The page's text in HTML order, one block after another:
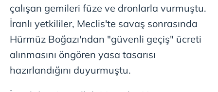
kılınması ve kişiselleştirilmesi ve sizlere yönelik
reklam/pazarlama faaliyetlerinin yapılması, amaçlarıyla
sınırlı olarak açık rızanız dahilinde kullanılacaktır.
Çerezlere ilişkin tercihlerinizi aşağıda yer alan panel
vasıtasıyla belirleyebilirsiniz. Çerezlere ilişkin detaylı bilgi
için Ayarlar butonuna tıklayabilir,Çerez Bilgilendirme
çalışan gemileri füze ve dronlarla vurmuştu.
İranlı yetkililer, Meclis'te savaş sonrasında
Hürmüz Boğazı'ndan "güvenli geçiş" ücreti
alınmasını öngören yasa tasarısı
hazırlandığını duyurmuştu.